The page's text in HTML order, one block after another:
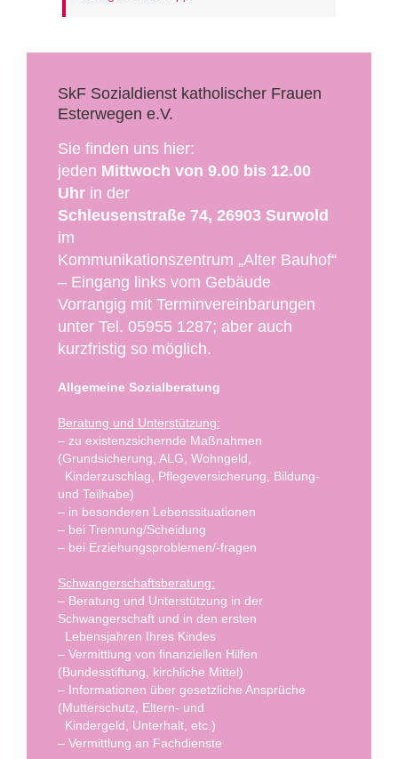
SkF Sozialdienst katholischer Frauen
Esterwegen e.V.
Sie finden uns hier:
jeden Mittwoch von 9.00 bis 12.00
Uhr in der
Schleusenstraße 74, 26903 Surwold
im
Kommunikationszentrum „Alter Bauhof“
– Eingang links vom Gebäude
Vorrangig mit Terminvereinbarungen
unter Tel. 05955 1287; aber auch
kurzfristig so möglich.
Allgemeine Sozialberatung
Beratung und Unterstützung:
– zu existenzsichernde Maßnahmen
(Grundsicherung, ALG, Wohngeld,
Kinderzuschlag, Pflegeversicherung, Bildung-
und Teilhabe)
– in besonderen Lebenssituationen
– bei Trennung/Scheidung
– bei Erziehungsproblemen/-fragen
Schwangerschaftsberatung:
– Beratung und Unterstützung in der
Schwangerschaft und in den ersten
Lebensjahren Ihres Kindes
– Vermittlung von finanziellen Hilfen
(Bundesstiftung, kirchliche Mittel)
– Informationen über gesetzliche Ansprüche
(Mutterschutz, Eltern- und
Kindergeld, Unterhalt, etc.)
– Vermittlung an Fachdienste